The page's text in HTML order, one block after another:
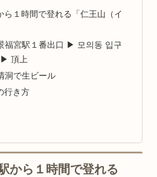
ら１時間で登れる「仁王山（イ
福宮駅１番出口 ▶︎ 모의동 입구
頂上
洞で生ビール
行き方
から１時間で登れる